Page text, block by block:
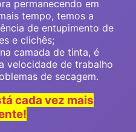
permanecendo em
tempo, temos a
de entupimento de
e clichês;
camada de tinta, é
velocidade de trabalho
de secagem.
cada vez mais